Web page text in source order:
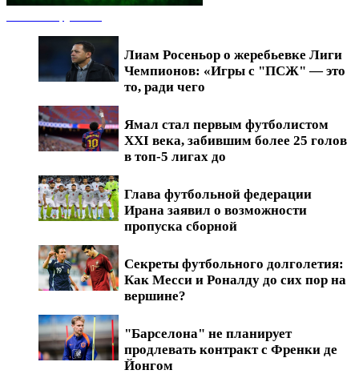
Лиам Росеньор о жеребьевке Лиги
Чемпионов: «Игры с "ПСЖ" — это
то, ради чего
Ямал стал первым футболистом
XXI века, забившим более 25 голов
в топ-5 лигах до
Глава футбольной федерации
Ирана заявил о возможности
пропуска сборной
Секреты футбольного долголетия:
Как Месси и Роналду до сих пор на
вершине?
"Барселона" не планирует
продлевать контракт с Френки де
Йонгом